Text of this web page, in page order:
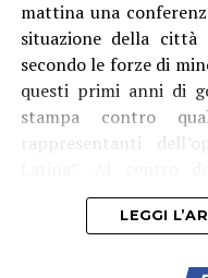
Durante la
consiglieri, il
quest’ultimo
in sicurezza del
L’opposizione mette
criticità emerse
mattina una
situazione della
secondo le forze di
questi primi anni di
stampa contro
rappresentanti
gestione della
comunale ai
opposizione, il
LEGGI